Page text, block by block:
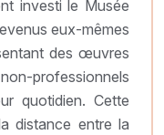
investi le Musée
eux-mêmes
des œuvres
professionnels
quotidien. Cette
distance entre la